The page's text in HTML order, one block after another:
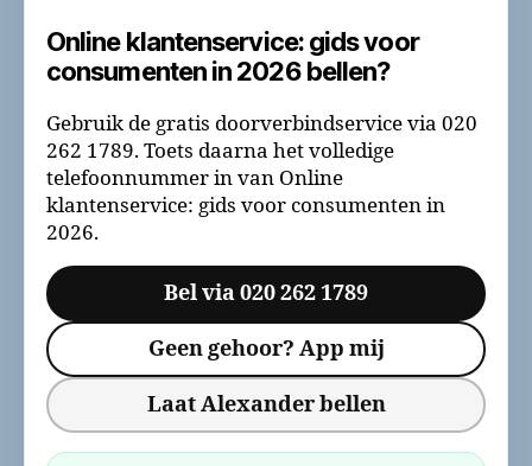
Online klantenservice: gids voor
consumenten in 2026 bellen?
Gebruik de gratis doorverbindservice via 020
262 1789. Toets daarna het volledige
telefoonnummer in van Online
klantenservice: gids voor consumenten in
2026.
Bel via 020 262 1789
Geen gehoor? App mij
Laat Alexander bellen